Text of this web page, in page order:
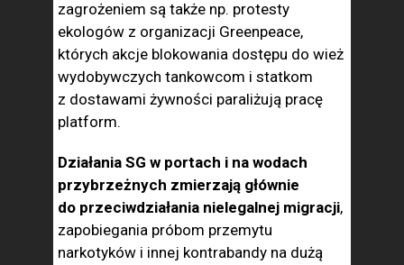
zagrożeniem są także np. prote­sty
ekologów z organizacji Greenpeace,
których akcje blokowania dostępu do wież
wydobywczych tankowcom i statkom
z dostawami żywności paraliżują pracę
platform.
Działania SG w portach i na wodach
przybrzeżnych zmierza­ją głównie
do przeciwdziałania nielegalnej migracji,
zapobiegania próbom przemytu
narkotyków i innej kontrabandy na dużą